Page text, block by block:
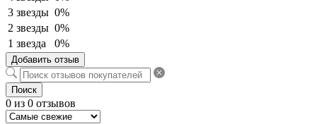
3 звезды 0%
2 звезды 0%
1 звезда
0%
Добавить отзыв
Поиск
0 из 0 отзывов